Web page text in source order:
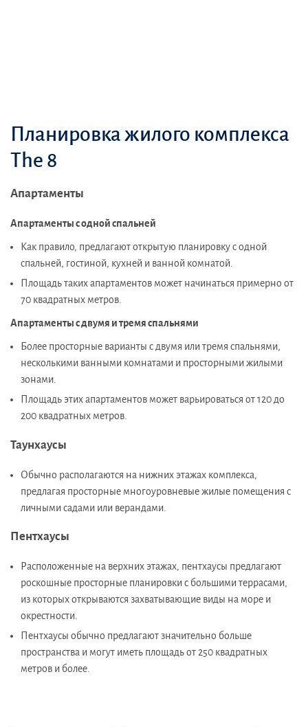
Планировка жилого комплекса
The 8
Апартаменты
Апартаменты с одной спальней
Как правило, предлагают открытую планировку с одной
спальней, гостиной, кухней и ванной комнатой.
Площадь таких апартаментов может начинаться примерно от
70 квадратных метров.
Апартаменты с двумя и тремя спальнями
Более просторные варианты с двумя или тремя спальнями,
несколькими ванными комнатами и просторными жилыми
зонами.
Площадь этих апартаментов может варьироваться от 120 до
200 квадратных метров.
Таунхаусы
Обычно располагаются на нижних этажах комплекса,
предлагая просторные многоуровневые жилые помещения с
личными садами или верандами.
Пентхаусы
Расположенные на верхних этажах, пентхаусы предлагают
роскошные просторные планировки с большими террасами,
из которых открываются захватывающие виды на море и
окрестности.
Пентхаусы обычно предлагают значительно больше
пространства и могут иметь площадь от 250 квадратных
метров и более.